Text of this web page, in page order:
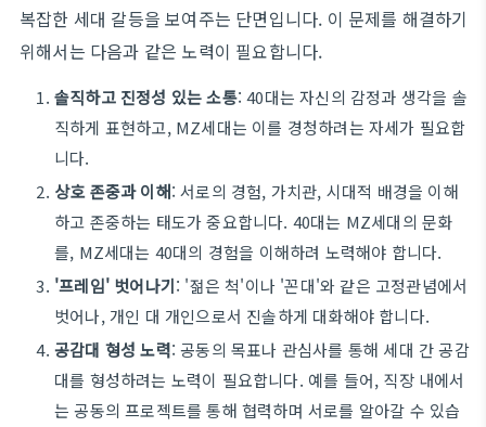
복잡한 세대 갈등을 보여주는 단면입니다. 이 문제를 해결하기
위해서는 다음과 같은 노력이 필요합니다.
솔직하고 진정성 있는 소통: 40대는 자신의 감정과 생각을 솔
직하게 표현하고, MZ세대는 이를 경청하려는 자세가 필요합
니다.
상호 존중과 이해: 서로의 경험, 가치관, 시대적 배경을 이해
하고 존중하는 태도가 중요합니다. 40대는 MZ세대의 문화
를, MZ세대는 40대의 경험을 이해하려 노력해야 합니다.
'프레임' 벗어나기: '젊은 척'이나 '꼰대'와 같은 고정관념에서
벗어나, 개인 대 개인으로서 진솔하게 대화해야 합니다.
공감대 형성 노력: 공동의 목표나 관심사를 통해 세대 간 공감
대를 형성하려는 노력이 필요합니다. 예를 들어, 직장 내에서
는 공동의 프로젝트를 통해 협력하며 서로를 알아갈 수 있습